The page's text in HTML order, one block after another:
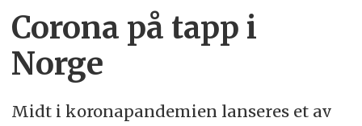
Corona på tapp i
Norge
Midt i koronapandemien lanseres et av